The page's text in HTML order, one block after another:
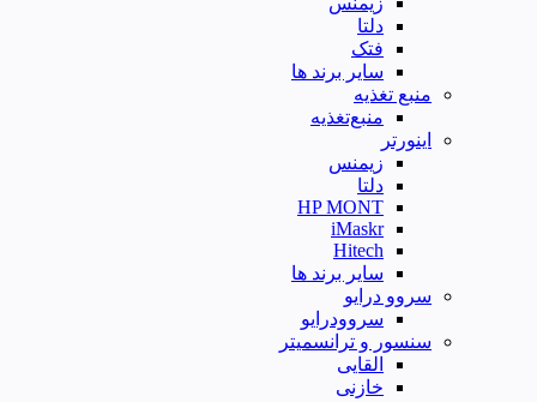
دلتا
فتک
سایر برند ها
منبع تغذیه
منبع‌تغذیه
اینورتر
زیمنس
دلتا
HP MONT
iMaskr
Hitech
سایر برند ها
سروو درایو
سروودرایو
سنسور و ترانسمیتر
القایی
خازنی